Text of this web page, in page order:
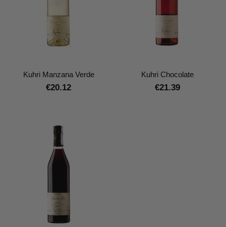
Kuhri Manzana Verde
€20.12
Kuhri Chocolate
€21.39